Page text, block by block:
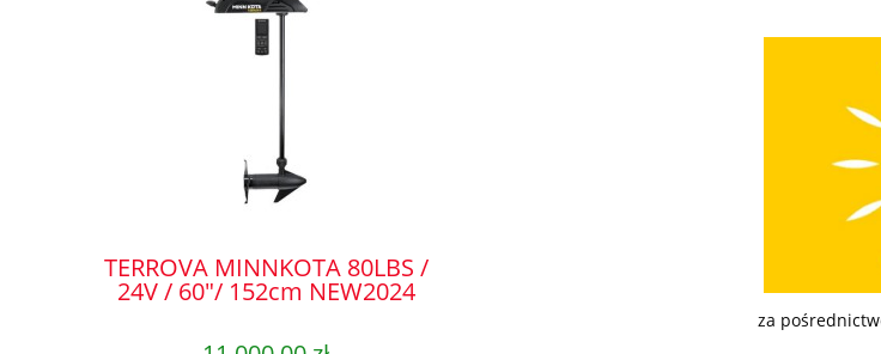
TERROVA MINNKOTA 80LBS /
24V / 60"/ 152cm NEW2024
za